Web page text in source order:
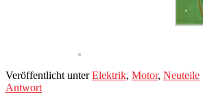
Veröffentlicht unter Elektrik, Motor, Neuteile
Antwort